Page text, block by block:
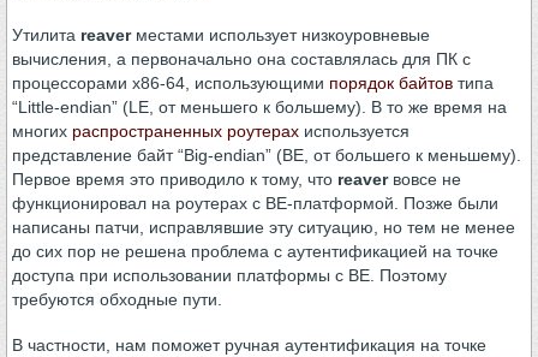
Утилита reaverместами использует низкоуровневые
вычисления, а первоначально она составлялась для ПК с
процессорами х86-64, использующими порядок байтов типа
“Little-endian” (LE, от меньшего к большему). В то же время на
многих распространенных роутерах используется
представление байт “Big-endian” (BE, от большего к меньшему).
Первое время это приводило к тому, что reaverвовсе не
функционировал на роутерах с BE-платформой. Позже были
написаны патчи, исправлявшие эту ситуацию, но тем не менее
до сих пор не решена проблема с аутентификацией на точке
доступа при использовании платформы с BE. Поэтому
требуются обходные пути.
В частности, нам поможет ручная аутентификация на точке